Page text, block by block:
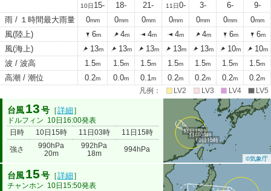
10日 15- 18- 21- 11日0- 3- 6-
9-
雨 / １時間最大雨量
0mm 0mm 0mm 0mm 0mm 0mm 0mm
風(陸上) 6m 4m 4m 4m 4m 6m 6m
風(海上) 13m 13m 13m 13m 13m 10m 10m
波 / 波高 1.5m 1.5m 1.5m 1.5m 1.5m 1.5m 1.5m
高潮 / 潮位 0.2m 0.0m 0.1m 0.2m 0.2m 0.2m 0.2m
凡例： LV2 LV3 LV4 LV5
台風 13 号 ［詳細 ］
ドルフィン 10日16:00発表
日時
10日15時 11日03時
11日15時
強さ
990hPa
20m
992hPa
18m
994hPa
10日15時
11日03時
11日15時
©気象庁
台風 15 号 ［詳細 ］
チャンホン 10日15:50発表